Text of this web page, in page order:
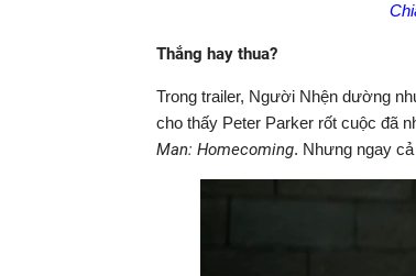
Thắng hay thua?
Trong trailer, Người Nhện dường
cho thấy Peter Parker rốt cuộc đã
Man: Homecoming. Nhưng ngay